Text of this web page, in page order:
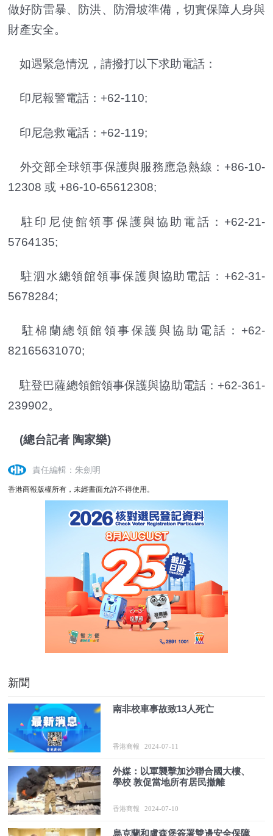
做好防雷暴、防洪、防滑坡準備，切實保障人身與
財產安全。
如遇緊急情況，請撥打以下求助電話：
印尼報警電話：+62-110;
印尼急救電話：+62-119;
外交部全球領事保護與服務應急熱線：+86-10-
12308 或 +86-10-65612308;
駐印尼使館領事保護與協助電話：+62-21-
5764135;
駐泗水總領館領事保護與協助電話：+62-31-
5678284;
駐棉蘭總領館領事保護與協助電話：+62-
82165631070;
駐登巴薩總領館領事保護與協助電話：+62-361-
239902。
(總台記者 陶家樂)
責任編輯：朱劍明
香港商報版權所有，未經書面允許不得使用。
新聞
南非校車事故致13人死亡
香港商報 2024-07-11
外媒：以軍襲擊加沙聯合國大樓、
學校 敦促當地所有居民撤離
香港商報 2024-07-10
烏克蘭和盧森堡簽署雙邊安全保障